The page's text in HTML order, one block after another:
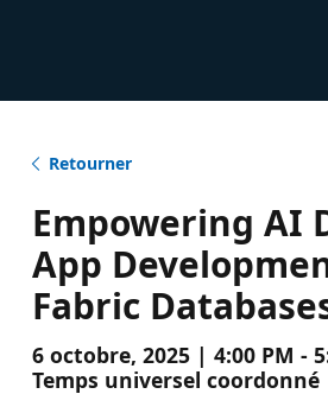
Retourner
Empowering AI
App
Fabric
6 octobre, 2025 | 4:00 PM -
Temps universel coordonné